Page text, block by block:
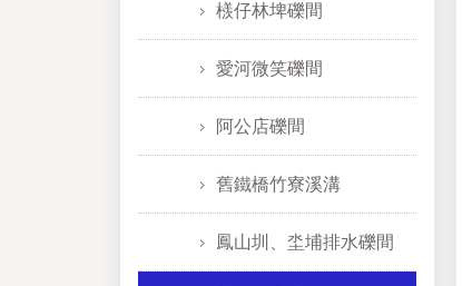
檨仔林埤礫間
愛河微笑礫間
阿公店礫間
舊鐵橋竹寮溪溝
鳳山圳、坔埔排水礫間